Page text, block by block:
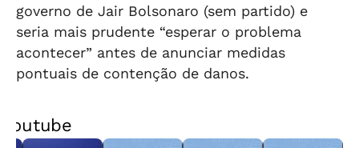
governo de Jair Bolsonaro (sem partido) e
seria mais prudente “esperar o problema
acontecer” antes de anunciar medidas
pontuais de contenção de danos.